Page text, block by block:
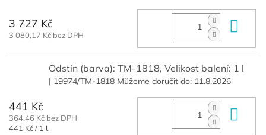
3 727 Kč
3 080,17 Kč bez DPH
Odstín (barva): TM-1818, Velikost balení: 1 l
| 19974/TM-1818 Můžeme doručit do: 11.8.2026
441 Kč
364,46 Kč bez DPH
Měrná
441 Kč / 1 l